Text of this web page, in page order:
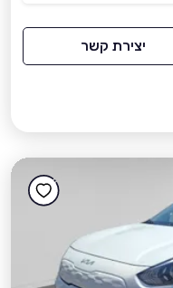
יצירת קשר